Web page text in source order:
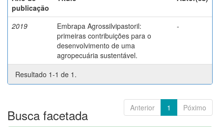
publicação
2019
Embrapa Agrossilvipastoril:
primeiras contribuições para o
desenvolvimento de uma
agropecuária sustentável.
-
Resultado 1-1 de 1.
Anterior 1 Póximo
Busca facetada